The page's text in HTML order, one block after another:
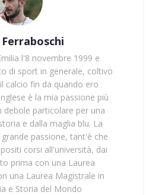
Ferraboschi
l'8 novembre 1999 e
di sport in generale, coltivo
calcio fin da quando ero
è la mia passione più
debole particolare per una
e dalla maglia blu. La
passione, tant'è che
corsi all'università, dai
prima con una Laurea
una Laurea Magistrale in
e Storia del Mondo